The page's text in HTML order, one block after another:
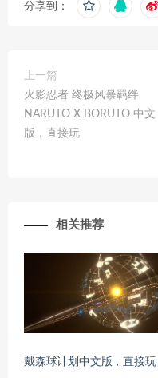
分享到：
上一篇
火影忍者 终极风暴羁绊
NARUTO X BORUTO 中文
版，直接玩
相关推荐
戴森球计划中文版，直接玩